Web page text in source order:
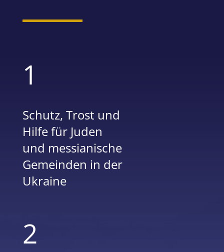
1
Schutz, Trost und
Hilfe für Juden
und messianische
Gemeinden in der
Ukraine
2